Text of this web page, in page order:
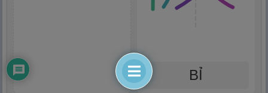
BỈ